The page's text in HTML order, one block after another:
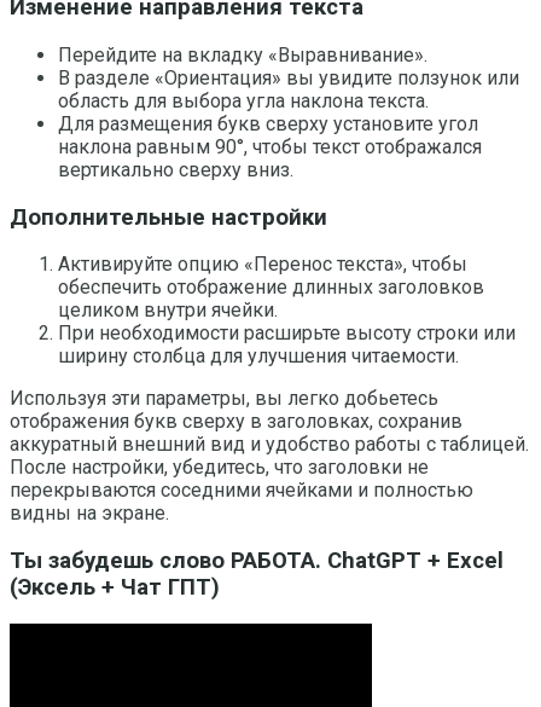
Изменение направления текста
Перейдите на вкладку «Выравнивание».
В разделе «Ориентация» вы увидите ползунок или
область для выбора угла наклона текста.
Для размещения букв сверху установите угол
наклона равным 90°, чтобы текст отображался
вертикально сверху вниз.
Дополнительные настройки
Активируйте опцию «Перенос текста», чтобы
обеспечить отображение длинных заголовков
целиком внутри ячейки.
При необходимости расширьте высоту строки или
ширину столбца для улучшения читаемости.
Используя эти параметры, вы легко добьетесь
отображения букв сверху в заголовках, сохранив
аккуратный внешний вид и удобство работы с таблицей.
После настройки, убедитесь, что заголовки не
перекрываются соседними ячейками и полностью
видны на экране.
Ты забудешь слово РАБОТА. ChatGPT + Excel
(Эксель + Чат ГПТ)